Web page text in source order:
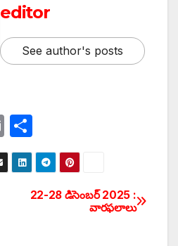
editor
See author's posts
E
m
ail
h
ar
e
22-28 డిసెంబర్ 2025 :
వారఫలాలు